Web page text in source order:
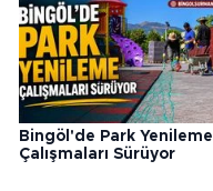
Bingöl'de Park Yenileme
Çalışmaları Sürüyor